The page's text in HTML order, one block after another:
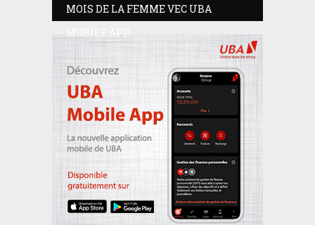
MOIS DE LA FEMME VEC UBA
MOBILE APP